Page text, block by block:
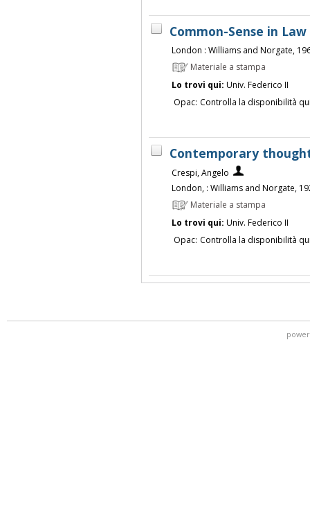
Common-Sense in
London : Williams and Norgate,
Materiale a stampa
Lo trovi qui: Univ. Federico II
Opac: Controlla la disponibilità
Contemporary
Crespi, Angelo
London, : Williams and Norgate,
Materiale a stampa
Lo trovi qui: Univ. Federico II
Opac: Controlla la disponibilità